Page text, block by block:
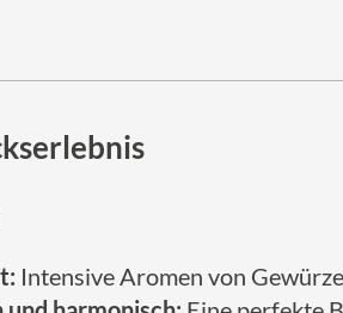
Intensive Aromen von